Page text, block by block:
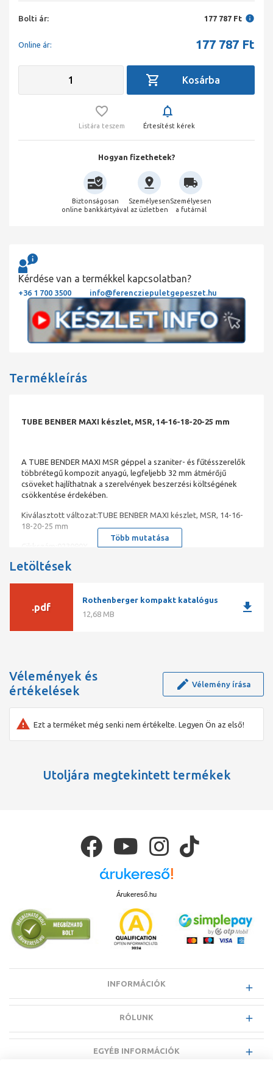
Bolti ár: 177 787 Ft
Online ár: 177 787 Ft
Listára teszem Értesítést kérek
Hogyan fizethetek?
Biztonságosan
online bankkártyával
Személyesen
az üzletben
Személyesen
a futárnál
Kérdése van a termékkel kapcsolatban?
+36 1 700 3500 info@ferencziepuletgepeszet.hu
Termékleírás
TUBE BENBER MAXI készlet, MSR, 14-16-18-20-25 mm
A TUBE BENDER MAXI MSR géppel a szaniter- és fűtésszerelők
többrétegű kompozit anyagú, legfeljebb 32 mm átmérőjű
csöveket hajlíthatnak a szerelvények beszerzési költségének
csökkentése érdekében.
Kiválasztott változat:TUBE BENBER MAXI készlet, MSR, 14-16-
18-20-25 mm
A TUBE BENDER MAXI MSR használata megszünteti a
mechanizmus miatt a hajlítási szegmensek könnyen
cserélhetők
Több mutatása
Letöltések
.pdf
Rothenberger kompakt katalógus
12,68 MB
download
Vélemények és
értékelések
Vélemény írása
Ezt a terméket még senki nem értékelte. Legyen Ön az első!
Utoljára megtekintett termékek
Árukereső.hu
INFORMÁCIÓK
RÓLUNK
EGYÉB INFORMÁCIÓK